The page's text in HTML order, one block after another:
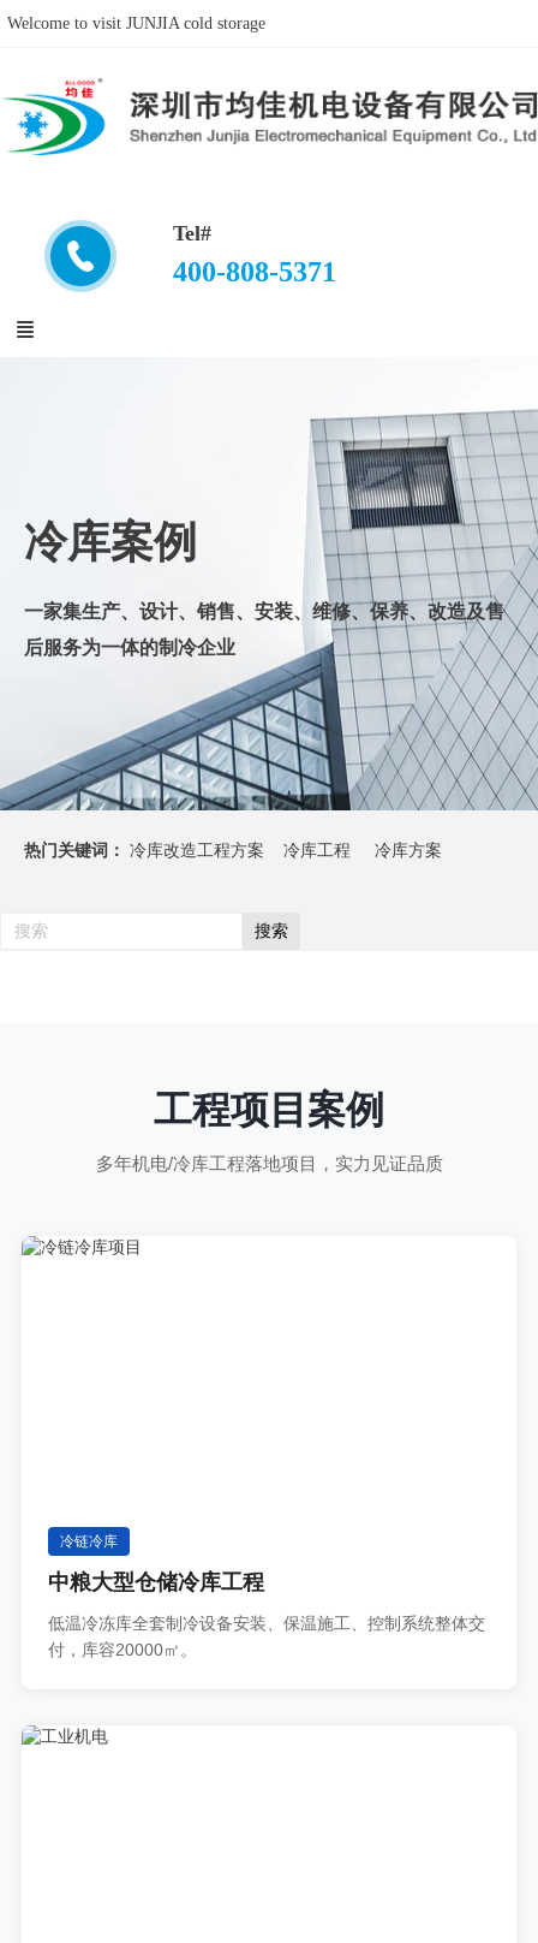
Welcome to visit JUNJIA cold storage
Tel#
400-808-5371
冷库案例
一家集生产、设计、销售、安装、维修、保养、改造及售
后服务为一体的制冷企业
热门关键词： 冷库改造工程方案 冷库工程 冷库方案
搜索
工程项目案例
多年机电/冷库工程落地项目，实力见证品质
冷链冷库
中粮大型仓储冷库工程
低温冷冻库全套制冷设备安装、保温施工、控制系统整体交
付，库容20000㎡。